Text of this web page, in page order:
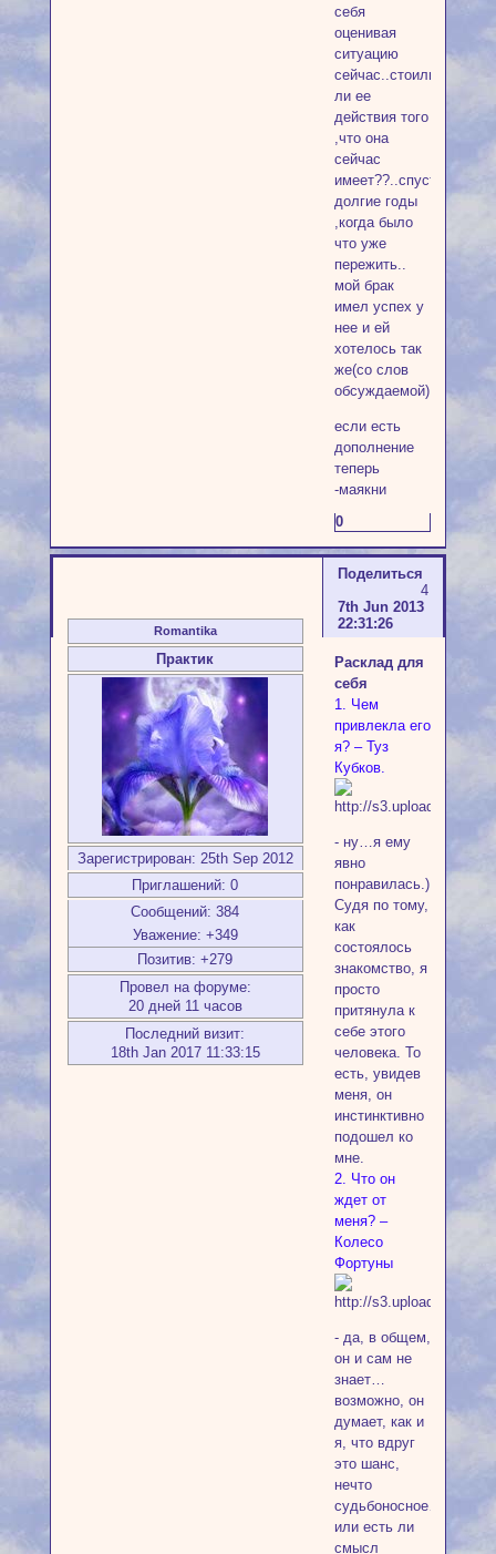
себя
оценивая
ситуацию
сейчас..стоили
ли ее
действия того
,что она
сейчас
имеет??..спустя
долгие годы
,когда было
что уже
пережить..
мой брак
имел успех у
нее и ей
хотелось так
же(со слов
обсуждаемой)...
если есть
дополнение
теперь
-маякни
0
Поделиться
4
7th Jun 2013
22:31:26
Romantika
Практик
Зарегистрирован: 25th Sep 2012
Приглашений: 0
Сообщений: 384
Уважение: +349
Позитив: +279
Провел на форуме:
20 дней 11 часов
Последний визит:
18th Jan 2017 11:33:15
Расклад для
себя
1. Чем
привлекла его
я? – Туз
Кубков.
- ну…я ему
явно
понравилась.)
Судя по тому,
как
состоялось
знакомство, я
просто
притянула к
себе этого
человека. То
есть, увидев
меня, он
инстинктивно
подошел ко
мне.
2. Что он
ждет от
меня? –
Колесо
Фортуны
- да, в общем,
он и сам не
знает…
возможно, он
думает, как и
я, что вдруг
это шанс,
нечто
судьбоносное…
или есть ли
смысл